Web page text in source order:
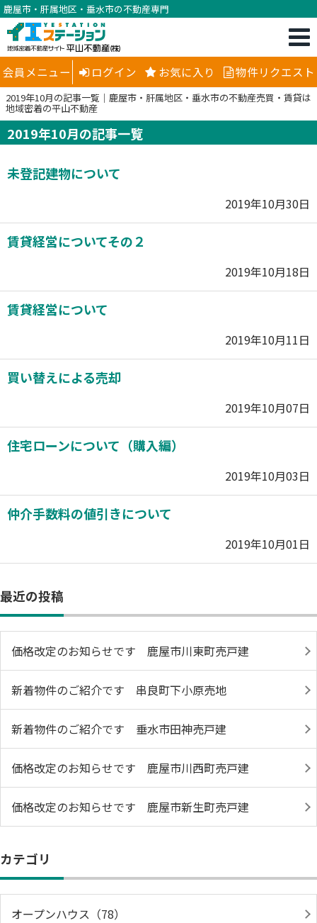
鹿屋市・肝属地区・垂水市の不動産専門
会員メニュー ログイン お気に入り 物件リクエスト
2019年10月の記事一覧｜鹿屋市・肝属地区・垂水市の不動産売買・賃貸は
地域密着の平山不動産
2019年10月の記事一覧
未登記建物について
2019年10月30日
賃貸経営についてその２
2019年10月18日
賃貸経営について
2019年10月11日
買い替えによる売却
2019年10月07日
住宅ローンについて（購入編）
2019年10月03日
仲介手数料の値引きについて
2019年10月01日
最近の投稿
価格改定のお知らせです 鹿屋市川東町売戸建
新着物件のご紹介です 串良町下小原売地
新着物件のご紹介です 垂水市田神売戸建
価格改定のお知らせです 鹿屋市川西町売戸建
価格改定のお知らせです 鹿屋市新生町売戸建
カテゴリ
オープンハウス（78）